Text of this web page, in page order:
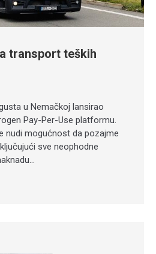
transport teških
u Nemačkoj lansirao
Pay-Per-Use platformu.
nudi mogućnost da pozajme
sve neophodne